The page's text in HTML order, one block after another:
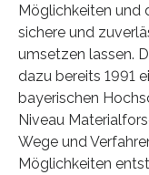
Möglichkeiten und
sichere und
umsetzen lassen.
dazu bereits 1991
bayerischen
Niveau
Wege und
Möglichkeiten